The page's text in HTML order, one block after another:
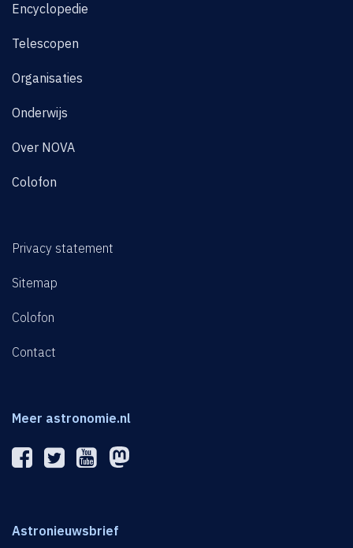
Encyclopedie
Telescopen
Organisaties
Onderwijs
Over NOVA
Colofon
Privacy statement
Sitemap
Colofon
Contact
Meer astronomie.nl
Astronieuwsbrief